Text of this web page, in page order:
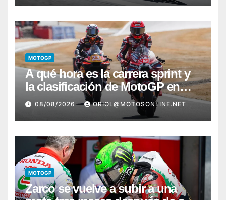
MOTOGP
A qué hora es la carrera sprint y
la clasificación de MotoGP en
Silverstone
08/08/2026 ORIOL@MOTOSONLINE.NET
MOTOGP
Zarco se vuelve a subir a una